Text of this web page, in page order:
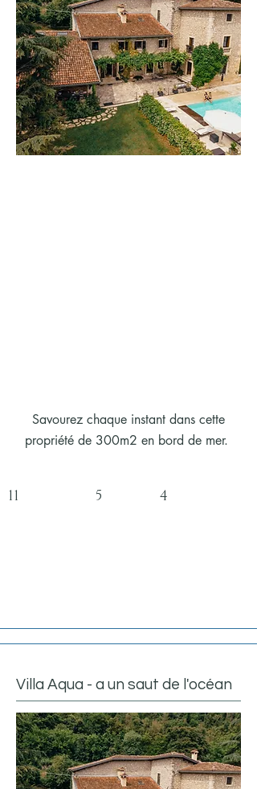
Savourez chaque instant dans cette
propriété de 300m2 en bord de mer.
11 5 4
Villa Aqua - a un saut de l'océan